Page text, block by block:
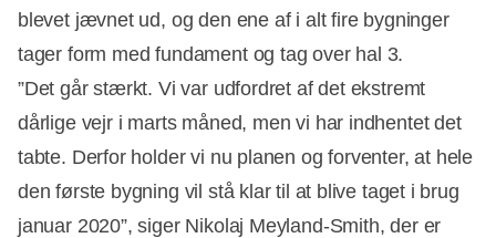
blevet jævnet ud, og den ene af i alt fire bygninger
tager form med fundament og tag over hal 3.
”Det går stærkt. Vi var udfordret af det ekstremt
dårlige vejr i marts måned, men vi har indhentet det
tabte. Derfor holder vi nu planen og forventer, at hele
den første bygning vil stå klar til at blive taget i brug
januar 2020”, siger Nikolaj Meyland-Smith, der er